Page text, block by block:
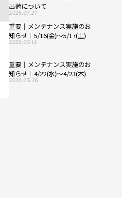
出荷について
2026.07.27
重要｜メンテナンス実施のお
知らせ｜5/16(金)〜5/17(土)
2026.05.14
重要｜メンテナンス実施のお
知らせ｜4/22(水)〜4/23(木)
2026.03.26